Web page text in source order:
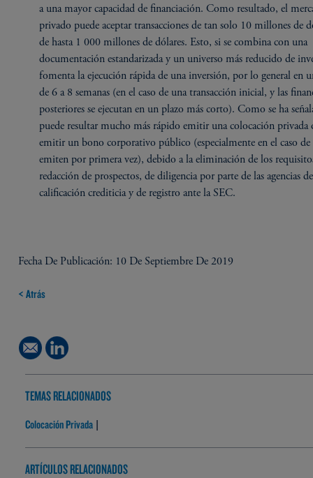
a una mayor capacidad de financiación. Como resultado, el
privado puede aceptar transacciones de tan solo 10 millones de
de hasta 1 000 millones de dólares. Esto, si se combina con una
documentación estandarizada y un universo más reducido de
fomenta la ejecución rápida de una inversión, por lo general en
de 6 a 8 semanas (en el caso de una transacción inicial, y las
posteriores se ejecutan en un plazo más corto). Como se ha
puede resultar mucho más rápido emitir una colocación privada
emitir un bono corporativo público (especialmente en el caso de
emiten por primera vez), debido a la eliminación de los
redacción de prospectos, de diligencia por parte de las agencias de
calificación crediticia y de registro ante la SEC.
Fecha De Publicación: 10 De Septiembre De 2019
< Atrás
TEMAS RELACIONADOS
Colocación Privada
ARTÍCULOS RELACIONADOS